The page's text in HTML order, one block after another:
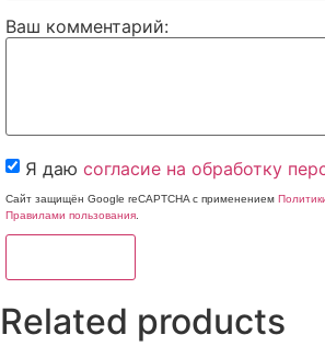
Ваш комментарий:
Я даю согласие на обработку
Сайт защищён Google reCAPTCHA с применением
Правилами пользования
Related products